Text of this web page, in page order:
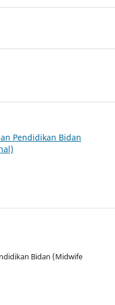
Pendidikan Bidan
Bidan (Midwife